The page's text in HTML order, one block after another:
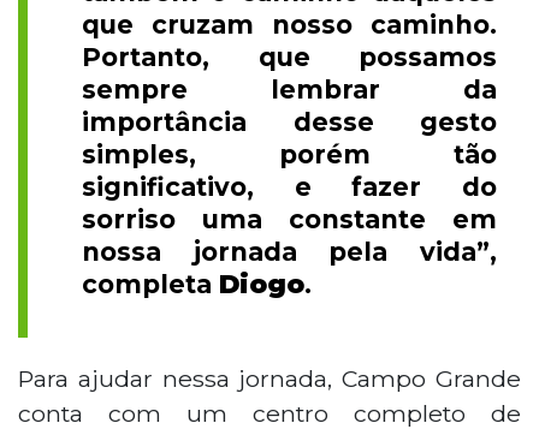
que cruzam nosso caminho.
Portanto, que possamos
sempre lembrar da
importância desse gesto
simples, porém tão
significativo, e fazer do
sorriso uma constante em
nossa jornada pela vida”,
completa Diogo.
Para ajudar nessa jornada, Campo Grande
conta com um centro completo de